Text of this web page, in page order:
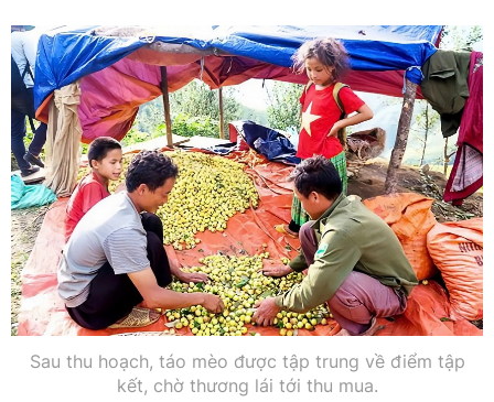
Sau thu hoạch, táo mèo được tập trung về điểm tập
kết, chờ thương lái tới thu mua.